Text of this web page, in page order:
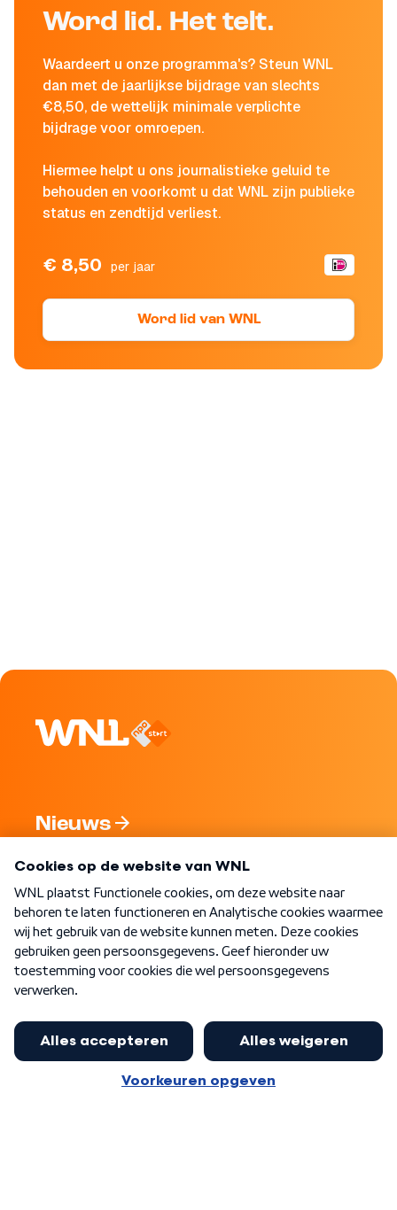
Word lid. Het telt.
Waardeert u onze programma's? Steun WNL
dan met de jaarlijkse bijdrage van slechts
€8,50, de wettelijk minimale verplichte
bijdrage voor omroepen.
Hiermee helpt u ons journalistieke geluid te
behouden en voorkomt u dat WNL zijn publieke
status en zendtijd verliest.
€ 8,50 per jaar
Word lid van WNL
Nieuws
Nieuwsbrief
Word Lid